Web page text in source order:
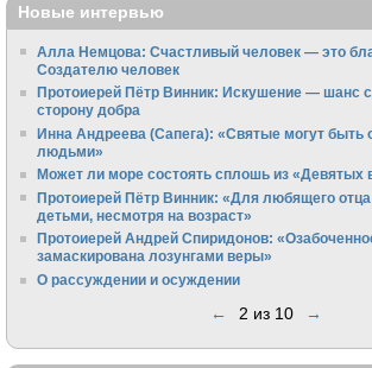
Новые интервью
Алла Немцова: Счастливый человек — это
Создателю человек
Протоиерей Пётр Винник: Искушение — шанс
сторону добра
Инна Андреева (Сапега): «Святые могут быть
людьми»
Может ли море состоять сплошь из «Девятых
Протоиерей Пётр Винник: «Для любящего
детьми, несмотря на возраст»
Протоиерей Андрей Спиридонов:
замаскирована лозунгами веры»
О рассуждении и осуждении
← 2 из 10 →